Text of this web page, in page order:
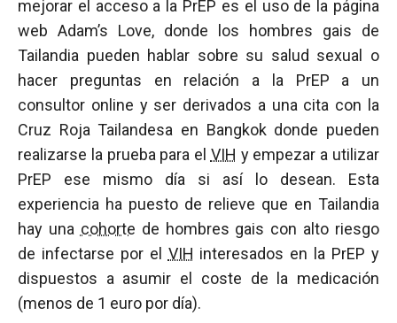
mejorar el acceso a la PrEP es el uso de la página
web Adam’s Love, donde los hombres gais de
Tailandia pueden hablar sobre su salud sexual o
hacer preguntas en relación a la PrEP a un
consultor online y ser derivados a una cita con la
Cruz Roja Tailandesa en Bangkok donde pueden
realizarse la prueba para el VIH y empezar a utilizar
PrEP ese mismo día si así lo desean. Esta
experiencia ha puesto de relieve que en Tailandia
hay una cohorte de hombres gais con alto riesgo
de infectarse por el VIH interesados en la PrEP y
dispuestos a asumir el coste de la medicación
(menos de 1 euro por día).